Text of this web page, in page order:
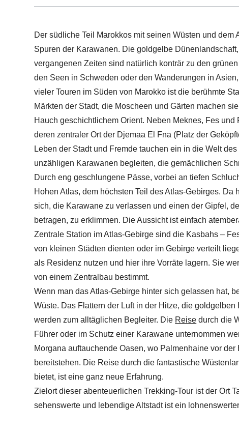
Der südliche Teil Marokkos mit seinen Wüsten und
Spuren der Karawanen. Die goldgelbe
vergangenen Zeiten sind natürlich konträr zu den
den Seen in Schweden oder den Wanderungen in
vieler Touren im Süden von Marokko ist die berühmte
Märkten der Stadt, die Moscheen und Gärten machen
Hauch geschichtlichem Orient. Neben Meknes, Fes
deren zentraler Ort der Djemaa El Fna (Platz der
Leben der Stadt und Fremde tauchen ein in die Welt
unzähligen Karawanen begleiten, die gemächlichen
Durch eng geschlungene Pässe, vorbei an tiefen
Hohen Atlas, dem höchsten Teil des Atlas-Gebirges.
sich, die Karawane zu verlassen und einen der Gipfel,
betragen, zu erklimmen. Die Aussicht ist einfach
Zentrale Station im Atlas-Gebirge sind die Kasbahs –
von kleinen Städten dienten oder im Gebirge verteilt
als Residenz nutzen und hier ihre Vorräte lagern. Sie
von einem Zentralbau bestimmt.
Wenn man das Atlas-Gebirge hinter sich gelassen hat,
Wüste. Das Flattern der Luft in der Hitze, die
werden zum alltäglichen Begleiter. Die Reise durch die
Führer oder im Schutz einer Karawane unternommen
Morgana auftauchende Oasen, wo Palmenhaine vor
bereitstehen. Die Reise durch die fantastische
bietet, ist eine ganz neue Erfahrung.
Zielort dieser abenteuerlichen Trekking-Tour ist der Ort
sehenswerte und lebendige Altstadt ist ein